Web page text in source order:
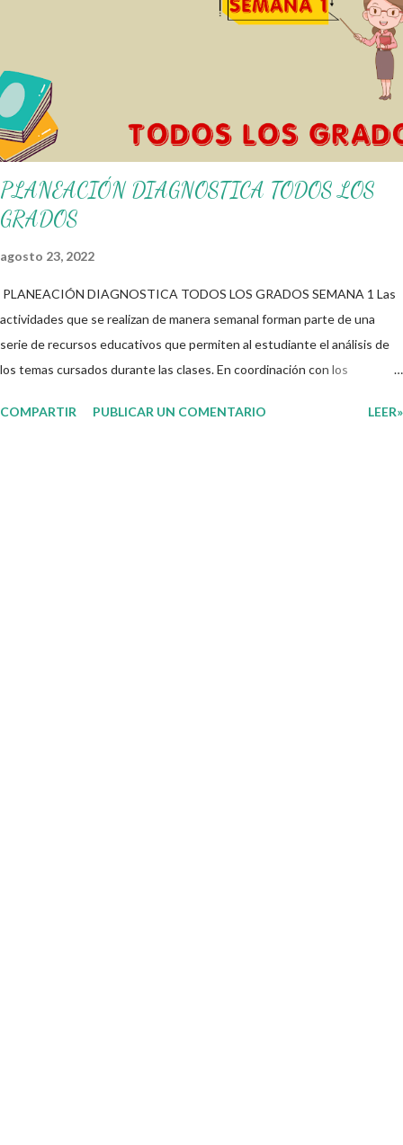
recordándoles que nosotros solo los compartimos con fines educativos,
didácticos e informativos. ☺️ Obtén documento completo aquí 👇👇 👇
PLANEACIÓN DIAGNOSTICA TODOS LOS
GRADOS
agosto 23, 2022
PLANEACIÓN DIAGNOSTICA TODOS LOS GRADOS SEMANA 1 Las
actividades que se realizan de manera semanal forman parte de una
serie de recursos educativos que permiten al estudiante el análisis de
los temas cursados durante las clases. En coordinación con los
su interés con el material que les compartimos para que así, mediante
COMPARTIR PUBLICAR UN COMENTARIO LEER»